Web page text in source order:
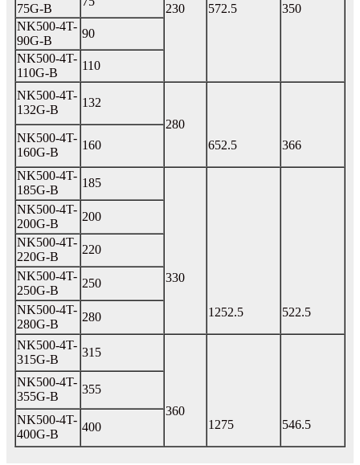
230 572.5 350
75G-B
NK500-4T-
90G-B
90
NK500-4T-
110G-B
110
NK500-4T-
132G-B
132
280
652.5
366
NK500-4T-
160G-B
160
NK500-4T-
185G-B
185
330
1252.5 522.5
NK500-4T-
200G-B
200
NK500-4T-
220G-B
220
NK500-4T-
250G-B
250
NK500-4T-
280G-B
280
NK500-4T-
315G-B
315
360
1275
546.5
NK500-4T-
355G-B
355
NK500-4T-
400G-B
400